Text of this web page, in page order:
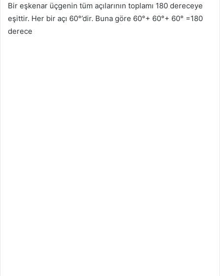
Bir eşkenar üçgenin tüm açılarının toplamı 180 dereceye
eşittir. Her bir açı 60°’dir. Buna göre 60°+ 60°+ 60° =180
derece